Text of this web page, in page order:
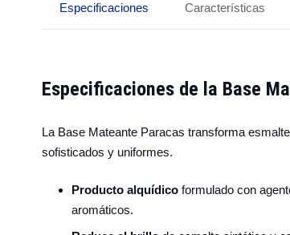
Especificaciones Características
Especificaciones de la Base
La Base Mateante Paracas transforma
sofisticados y uniformes.
Producto alquídico formulado con
aromáticos.